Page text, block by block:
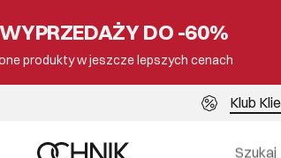
DO -60%
produkty w jeszcze lepszych cenach
Klub